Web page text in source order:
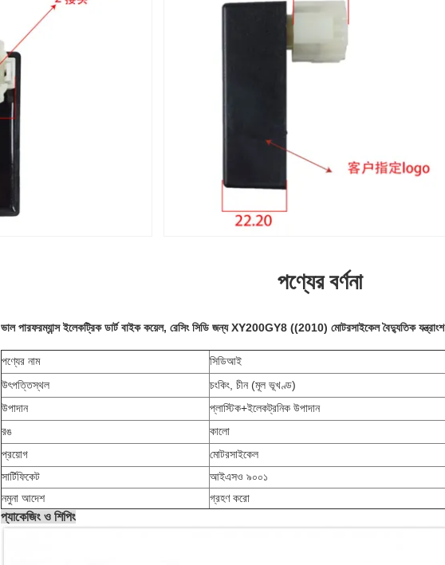
পণ্যের বর্ণনা
ভাল পারফরম্যান্স ইলেকট্রিক ডার্ট বাইক কয়েল, রেসিং সিডি জন্য XY200GY8 ((2010) মোটরসাইকেল বৈদ্যুতিক যন্ত্রাংশ
পণ্যের নাম
সিডিআই
উৎপত্তিস্থল
চংকিং, চীন (মূল ভূখণ্ড)
উপাদান
প্লাস্টিক+ইলেকট্রনিক উপাদান
রঙ
কালো
প্রয়োগ
মোটরসাইকেল
সার্টিফিকেট
আইএসও ৯০০১
নমুনা আদেশ
গ্রহণ করো
প্যাকেজিং ও শিপিং